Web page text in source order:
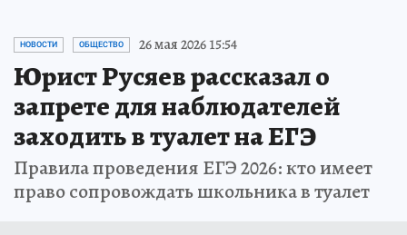
НОВОСТИ ОБЩЕСТВО 26 мая 2026 15:54
Юрист Русяев рассказал о
запрете для наблюдателей
заходить в туалет на ЕГЭ
Правила проведения ЕГЭ 2026: кто имеет
право сопровождать школьника в туалет